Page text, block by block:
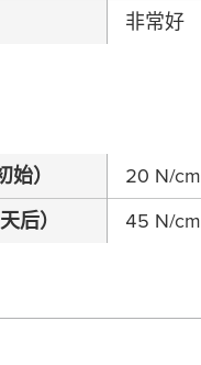
非常好
）
20 N/cm
后）
45 N/cm